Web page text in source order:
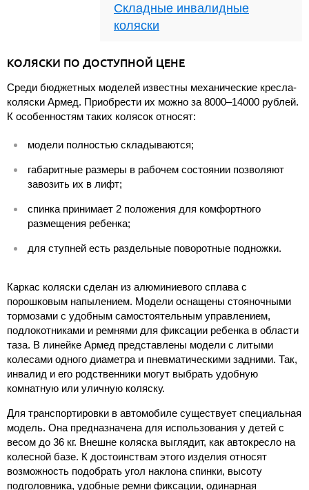
Складные инвалидные
коляски
КОЛЯСКИ ПО ДОСТУПНОЙ ЦЕНЕ
Среди бюджетных моделей известны механические кресла-
коляски Армед. Приобрести их можно за 8000–14000 рублей.
К особенностям таких колясок относят:
модели полностью складываются;
габаритные размеры в рабочем состоянии позволяют
завозить их в лифт;
спинка принимает 2 положения для комфортного
размещения ребенка;
для ступней есть раздельные поворотные подножки.
Каркас коляски сделан из алюминиевого сплава с
порошковым напылением. Модели оснащены стояночными
тормозами с удобным самостоятельным управлением,
подлокотниками и ремнями для фиксации ребенка в области
таза. В линейке Армед представлены модели с литыми
колесами одного диаметра и пневматическими задними. Так,
инвалид и его родственники могут выбрать удобную
комнатную или уличную коляску.
Для транспортировки в автомобиле существует специальная
модель. Она предназначена для использования у детей с
весом до 36 кг. Внешне коляска выглядит, как автокресло на
колесной базе. К достоинствам этого изделия относят
возможность подобрать угол наклона спинки, высоту
подголовника, удобные ремни фиксации, одинарная